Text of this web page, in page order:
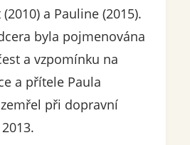
a Pauline (2015).
byla pojmenována
a vzpomínku na
a přítele Paula
při dopravní